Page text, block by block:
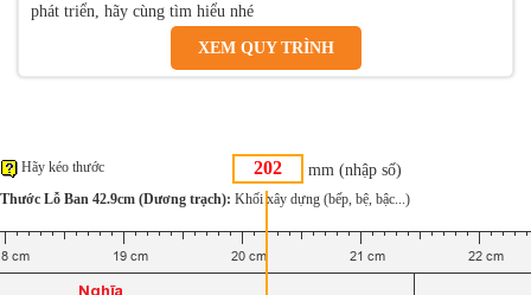
phát triển, hãy cùng tìm hiểu nhé
XEM QUY TRÌNH
mm (nhập số)
Hãy kéo thước
Thước Lỗ Ban 42.9cm (Dương trạch): Khối xây dựng (bếp, bệ, bậc...)